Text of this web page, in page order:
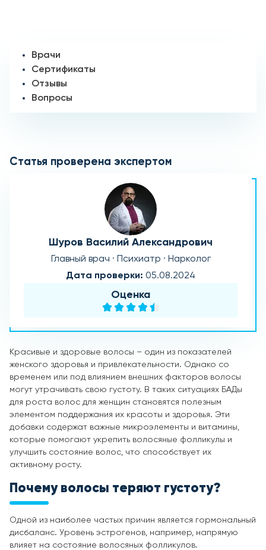
Врачи
Сертификаты
Отзывы
Вопросы
Статья проверена экспертом
Шуров Василий Александрович
Главный врач · Психиатр · Нарколог
Дата проверки: 05.08.2024
Оценка
Красивые и здоровые волосы – один из показателей
женского здоровья и привлекательности. Однако со
временем или под влиянием внешних факторов волосы
могут утрачивать свою густоту. В таких ситуациях БАДы
для роста волос для женщин становятся полезным
элементом поддержания их красоты и здоровья. Эти
добавки содержат важные микроэлементы и витамины,
которые помогают укрепить волосяные фолликулы и
улучшить состояние волос, что способствует их
активному росту.
Почему волосы теряют густоту?
Одной из наиболее частых причин является гормональный
дисбаланс. Уровень эстрогенов, например, напрямую
влияет на состояние волосяных фолликулов.